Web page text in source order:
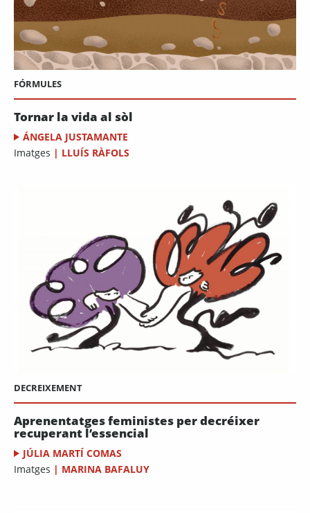
FÓRMULES
Tornar la vida al sòl
ÁNGELA JUSTAMANTE
Imatges | LLUÍS RÀFOLS
DECREIXEMENT
Aprenentatges feministes per decréixer
recuperant l’essencial
JÚLIA MARTÍ COMAS
Imatges | MARINA BAFALUY